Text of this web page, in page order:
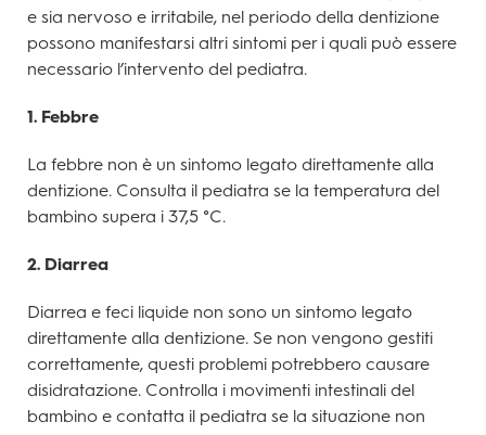
e sia nervoso e irritabile, nel periodo della dentizione
possono manifestarsi altri sintomi per i quali può essere
necessario l’intervento del pediatra.
1. Febbre
La febbre non è un sintomo legato direttamente alla
dentizione. Consulta il pediatra se la temperatura del
bambino supera i 37,5 °C.
2. Diarrea
Diarrea e feci liquide non sono un sintomo legato
direttamente alla dentizione. Se non vengono gestiti
correttamente, questi problemi potrebbero causare
disidratazione. Controlla i movimenti intestinali del
bambino e contatta il pediatra se la situazione non